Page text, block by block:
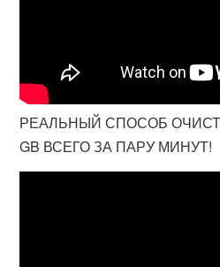
РЕАЛЬНЫЙ СПОСОБ
GB ВСЕГО ЗА ПАРУ МИНУТ!